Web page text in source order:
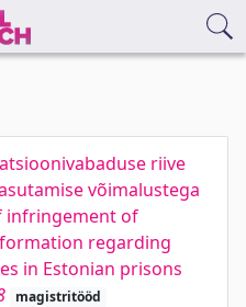
riive
võimalustega
infringement of
regarding
in Estonian prisons
magistritööd